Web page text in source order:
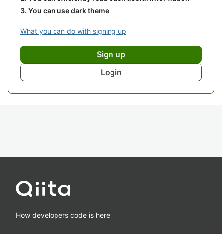
You can use dark theme
What you can do with signing up
Sign up
Login
How developers code is here.